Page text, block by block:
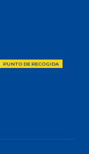
PUNTO DE RECOGIDA